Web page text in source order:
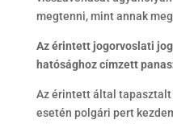
megtenni, mint annak
Az érintett jogorvoslati
hatósághoz címzett
Az érintett által
esetén polgári pert